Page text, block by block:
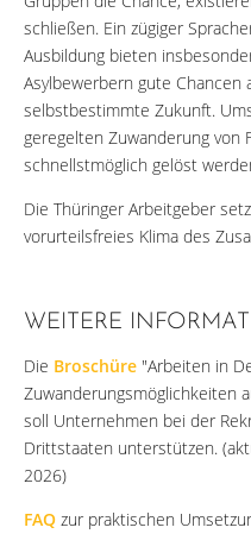
schließen. Ein zügiger
Ausbildung bieten
Asylbewerbern gute Chancen
selbstbestimmte Zukunft.
geregelten Zuwanderung von
schnellstmöglich gelöst
Die Thüringer Arbeitgeber
vorurteilsfreies Klima des
WEITERE
Die Broschüre "Arbeiten in
Zuwanderungsmöglichkeiten
soll Unternehmen bei der
Drittstaaten unterstützen.
2026)
FAQ zur praktischen